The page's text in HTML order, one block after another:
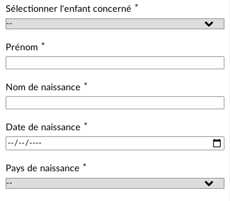
Sélectionner l'enfant concerné *
Prénom *
Nom de naissance *
Date de naissance *
Pays de naissance *